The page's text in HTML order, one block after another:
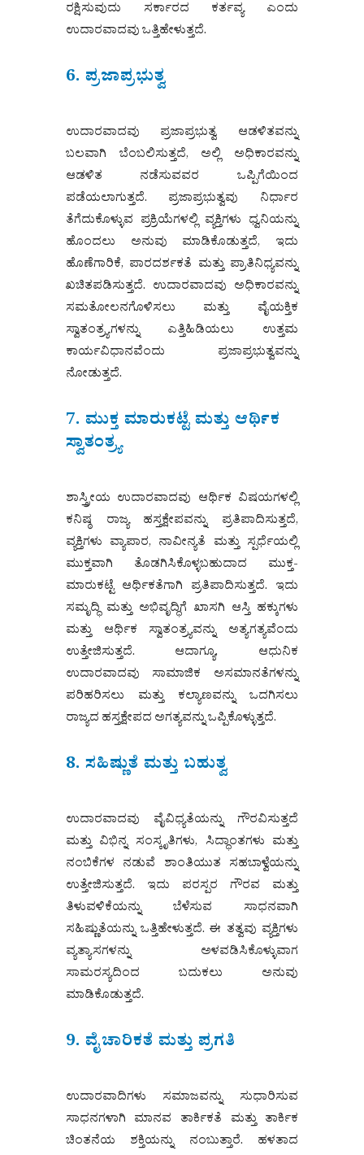
ರಕ್ಷಿಸುವುದು ಸರ್ಕಾರದ ಕರ್ತವ್ಯ ಎಂದು
ಉದಾರವಾದವು ಒತ್ತಿಹೇಳುತ್ತದೆ.
6. ಪ್ರಜಾಪ್ರಭುತ್ವ
ಉದಾರವಾದವು ಪ್ರಜಾಪ್ರಭುತ್ವ ಆಡಳಿತವನ್ನು
ಬಲವಾಗಿ ಬೆಂಬಲಿಸುತ್ತದೆ, ಅಲ್ಲಿ ಅಧಿಕಾರವನ್ನು
ಆಡಳಿತ ನಡೆಸುವವರ ಒಪ್ಪಿಗೆಯಿಂದ
ಪಡೆಯಲಾಗುತ್ತದೆ. ಪ್ರಜಾಪ್ರಭುತ್ವವು ನಿರ್ಧಾರ
ತೆಗೆದುಕೊಳ್ಳುವ ಪ್ರಕ್ರಿಯೆಗಳಲ್ಲಿ ವ್ಯಕ್ತಿಗಳು ಧ್ವನಿಯನ್ನು
ಹೊಂದಲು ಅನುವು ಮಾಡಿಕೊಡುತ್ತದೆ, ಇದು
ಹೊಣೆಗಾರಿಕೆ, ಪಾರದರ್ಶಕತೆ ಮತ್ತು ಪ್ರಾತಿನಿಧ್ಯವನ್ನು
ಖಚಿತಪಡಿಸುತ್ತದೆ. ಉದಾರವಾದವು ಅಧಿಕಾರವನ್ನು
ಸಮತೋಲನಗೊಳಿಸಲು ಮತ್ತು ವೈಯಕ್ತಿಕ
ಸ್ವಾತಂತ್ರ್ಯಗಳನ್ನು ಎತ್ತಿಹಿಡಿಯಲು ಉತ್ತಮ
ಕಾರ್ಯವಿಧಾನವೆಂದು ಪ್ರಜಾಪ್ರಭುತ್ವವನ್ನು
ನೋಡುತ್ತದೆ.
7. ಮುಕ್ತ ಮಾರುಕಟ್ಟೆ ಮತ್ತು ಆರ್ಥಿಕ
ಸ್ವಾತಂತ್ರ್ಯ
ಶಾಸ್ತ್ರೀಯ ಉದಾರವಾದವು ಆರ್ಥಿಕ ವಿಷಯಗಳಲ್ಲಿ
ಕನಿಷ್ಠ ರಾಜ್ಯ ಹಸ್ತಕ್ಷೇಪವನ್ನು ಪ್ರತಿಪಾದಿಸುತ್ತದೆ,
ವ್ಯಕ್ತಿಗಳು ವ್ಯಾಪಾರ, ನಾವೀನ್ಯತೆ ಮತ್ತು ಸ್ಪರ್ಧೆಯಲ್ಲಿ
ಮುಕ್ತವಾಗಿ ತೊಡಗಿಸಿಕೊಳ್ಳಬಹುದಾದ ಮುಕ್ತ-
ಮಾರುಕಟ್ಟೆ ಆರ್ಥಿಕತೆಗಾಗಿ ಪ್ರತಿಪಾದಿಸುತ್ತದೆ. ಇದು
ಸಮೃದ್ಧಿ ಮತ್ತು ಅಭಿವೃದ್ಧಿಗೆ ಖಾಸಗಿ ಆಸ್ತಿ ಹಕ್ಕುಗಳು
ಮತ್ತು ಆರ್ಥಿಕ ಸ್ವಾತಂತ್ರ್ಯವನ್ನು ಅತ್ಯಗತ್ಯವೆಂದು
ಉತ್ತೇಜಿಸುತ್ತದೆ. ಆದಾಗ್ಯೂ, ಆಧುನಿಕ
ಉದಾರವಾದವು ಸಾಮಾಜಿಕ ಅಸಮಾನತೆಗಳನ್ನು
ಪರಿಹರಿಸಲು ಮತ್ತು ಕಲ್ಯಾಣವನ್ನು ಒದಗಿಸಲು
ರಾಜ್ಯದ ಹಸ್ತಕ್ಷೇಪದ ಅಗತ್ಯವನ್ನು ಒಪ್ಪಿಕೊಳ್ಳುತ್ತದೆ.
8. ಸಹಿಷ್ಣುತೆ ಮತ್ತು ಬಹುತ್ವ
ಉದಾರವಾದವು ವೈವಿಧ್ಯತೆಯನ್ನು ಗೌರವಿಸುತ್ತದೆ
ಮತ್ತು ವಿಭಿನ್ನ ಸಂಸ್ಕೃತಿಗಳು, ಸಿದ್ಧಾಂತಗಳು ಮತ್ತು
ನಂಬಿಕೆಗಳ ನಡುವೆ ಶಾಂತಿಯುತ ಸಹಬಾಳ್ವೆಯನ್ನು
ಉತ್ತೇಜಿಸುತ್ತದೆ. ಇದು ಪರಸ್ಪರ ಗೌರವ ಮತ್ತು
ತಿಳುವಳಿಕೆಯನ್ನು ಬೆಳೆಸುವ ಸಾಧನವಾಗಿ
ಸಹಿಷ್ಣುತೆಯನ್ನು ಒತ್ತಿಹೇಳುತ್ತದೆ. ಈ ತತ್ವವು ವ್ಯಕ್ತಿಗಳು
ವ್ಯತ್ಯಾಸಗಳನ್ನು ಅಳವಡಿಸಿಕೊಳ್ಳುವಾಗ
ಸಾಮರಸ್ಯದಿಂದ ಬದುಕಲು ಅನುವು
ಮಾಡಿಕೊಡುತ್ತದೆ.
9. ವೈಚಾರಿಕತೆ ಮತ್ತು ಪ್ರಗತಿ
ಉದಾರವಾದಿಗಳು ಸಮಾಜವನ್ನು ಸುಧಾರಿಸುವ
ಸಾಧನಗಳಾಗಿ ಮಾನವ ತಾರ್ಕಿಕತೆ ಮತ್ತು ತಾರ್ಕಿಕ
ಚಿಂತನೆಯ ಶಕ್ತಿಯನ್ನು ನಂಬುತ್ತಾರೆ. ಹಳತಾದ